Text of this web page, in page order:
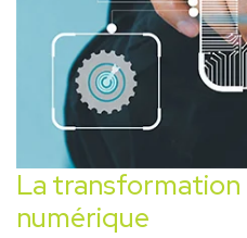
La transformation
numérique